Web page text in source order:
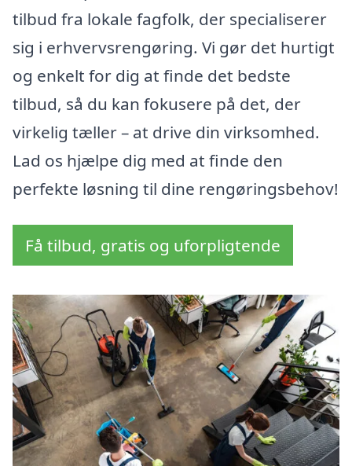
tilbud fra lokale fagfolk, der specialiserer
sig i erhvervsrengøring. Vi gør det hurtigt
og enkelt for dig at finde det bedste
tilbud, så du kan fokusere på det, der
virkelig tæller – at drive din virksomhed.
Lad os hjælpe dig med at finde den
perfekte løsning til dine rengøringsbehov!
Få tilbud, gratis og uforpligtende